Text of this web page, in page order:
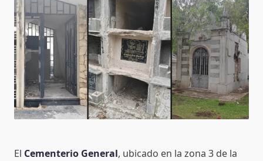
El Cementerio General, ubicado en la zona 3 de la